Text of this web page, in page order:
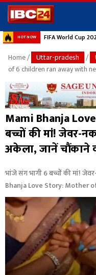
HOT NOW FIFA World Cup
Home/ Uttar-pradesh /
of 6 children ran away with
Mami Bhanja
बच्चों की मां! जेवर-
अकेला, जानें चौंकाने
भांजे संग भागी 6 बच्चों की मां!
Bhanja Love Story: Mother